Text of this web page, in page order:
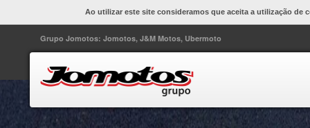
Ao utilizar este site consideramos que aceita a utilização de
Grupo Jomotos: Jomotos, J&M Motos, Ubermoto